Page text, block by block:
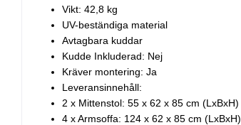
Vikt: 42,8 kg
UV-beständiga material
Avtagbara kuddar
Kudde Inkluderad: Nej
Kräver montering: Ja
Leveransinnehåll:
2 x Mittenstol: 55 x 62 x 85 cm (LxBxH)
4 x Armsoffa: 124 x 62 x 85 cm (LxBxH)